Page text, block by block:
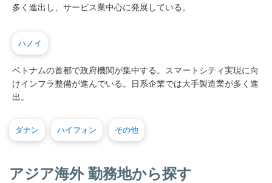
多く進出し、サービス業中心に発展している。
ハノイ
ベトナムの首都で政府機関が集中する。スマートシティ実現に向
けインフラ整備が進んでいる。日系企業では大手製造業が多く進
出。
ダナン ハイフォン その他
アジア海外 勤務地から探す